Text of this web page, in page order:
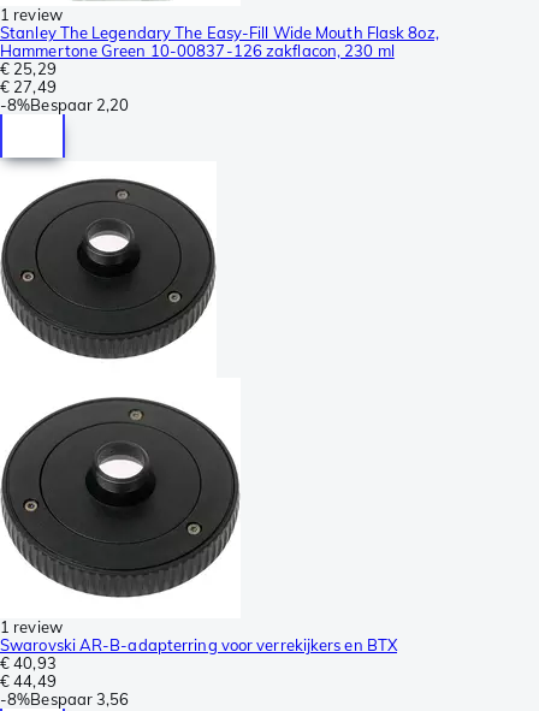
1 review
Stanley The Legendary The Easy-Fill Wide Mouth Flask 8oz,
Hammertone Green 10-00837-126 zakflacon, 230 ml
€ 25,29
€ 27,49
-8%Bespaar 2,20
1 review
Swarovski AR-B-adapterring voor verrekijkers en BTX
€ 40,93
€ 44,49
-8%Bespaar3,56